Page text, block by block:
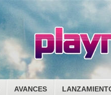
AVANCES